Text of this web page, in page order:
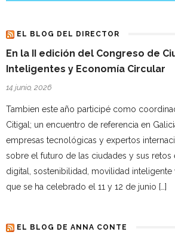
EL BLOG DEL DIRECTOR
En la II edición del Congreso de
Inteligentes y Economía Circular
14 junio, 2026
Tambien este año participé como
Citigal; un encuentro de referencia en
empresas tecnológicas y expertos
sobre el futuro de las ciudades y sus retos
digital, sostenibilidad, movilidad inteligente
que se ha celebrado el 11 y 12 de junio […]
EL BLOG DE ANNA CONTE